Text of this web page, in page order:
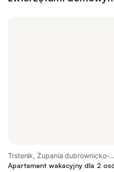
Trstenik, Żupania dubrownicko-
neretwiańska
Apartament wakacyjny dla 2